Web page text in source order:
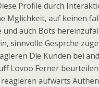
Profile durch
Mglichkeit, auf keinen
und auch Bots
sinnvolle Gesprche
Die Kunden bei
Lovoo Ferner
aufwarts